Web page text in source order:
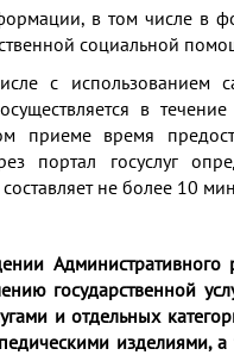
в том числе в
социальной
с использованием
в
приеме время
портал госуслуг
не более 10
Административного
государственной
и отдельных
изделиями,